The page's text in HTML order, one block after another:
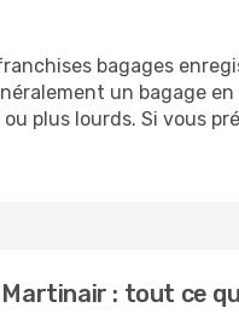
bagages
un bagage
plus lourds. Si vous
: tout ce